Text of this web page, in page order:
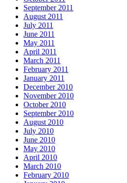
September 2011
August 2011
July 2011
June 2011
May 2011
April 2011
March 2011
February 2011
January 2011
December 2010
November 2010
October 2010
September 2010
August 2010
July 2010
June 2010
May 2010
April 2010
March 2010
February 2010